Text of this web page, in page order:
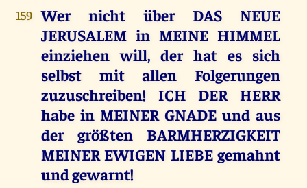
159 Wer nicht über DAS NEUE
JERUSALEM in MEINE HIMMEL
einziehen will, der hat es sich
selbst mit allen Folgerungen
zuzuschreiben! ICH DER HERR
habe in MEINER GNADE und aus
der größten BARMHERZIGKEIT
MEINER EWIGEN LIEBE gemahnt
und gewarnt!